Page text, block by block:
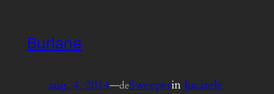
Burlane
aug. 4, 2014—deSweeperinJucărele